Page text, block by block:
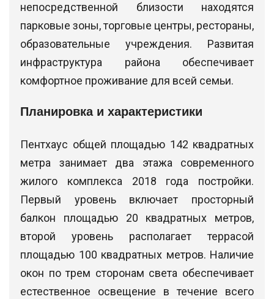
непосредственной близости находятся
парковые зоны, торговые центры, рестораны,
образовательные учреждения. Развитая
инфраструктура района обеспечивает
комфортное проживание для всей семьи.
Планировка и характеристики
Пентхаус общей площадью 142 квадратных
метра занимает два этажа современного
жилого комплекса 2018 года постройки.
Первый уровень включает просторный
балкон площадью 20 квадратных метров,
второй уровень располагает террасой
площадью 100 квадратных метров. Наличие
окон по трем сторонам света обеспечивает
естественное освещение в течение всего